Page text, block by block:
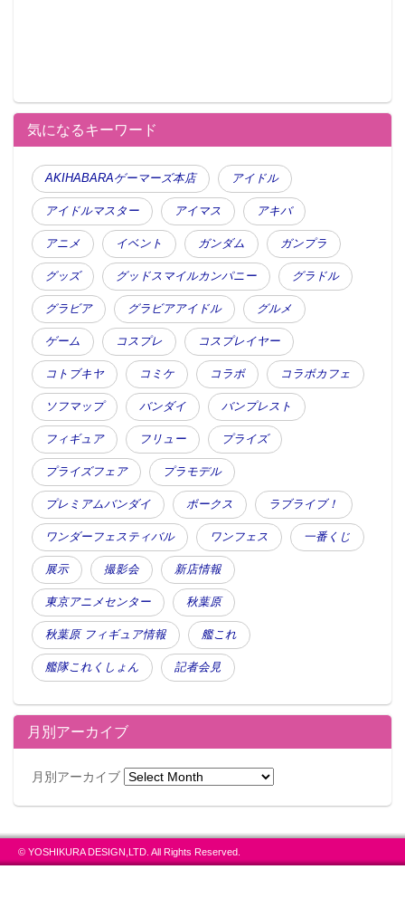
気になるキーワード
AKIHABARAゲーマーズ本店 アイドル
アイドルマスター アイマス アキバ
アニメ イベント ガンダム ガンプラ
グッズ グッドスマイルカンパニー グラドル
グラビア グラビアアイドル グルメ
ゲーム コスプレ コスプレイヤー
コトブキヤ コミケ コラボ コラボカフェ
ソフマップ バンダイ バンプレスト
フィギュア フリュー プライズ
プライズフェア プラモデル
プレミアムバンダイ ボークス ラブライブ！
ワンダーフェスティバル ワンフェス 一番くじ
展示 撮影会 新店情報
東京アニメセンター 秋葉原
秋葉原 フィギュア情報 艦これ
艦隊これくしょん 記者会見
月別アーカイブ
月別アーカイブ
© YOSHIKURA DESIGN,LTD. All Rights Reserved.